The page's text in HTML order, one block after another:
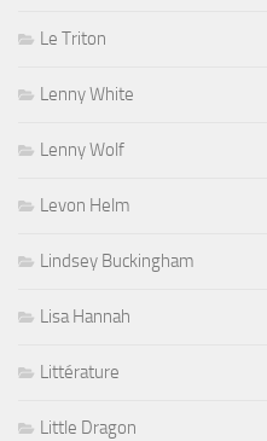
Le Triton
Lenny White
Lenny Wolf
Levon Helm
Lindsey Buckingham
Lisa Hannah
Littérature
Little Dragon